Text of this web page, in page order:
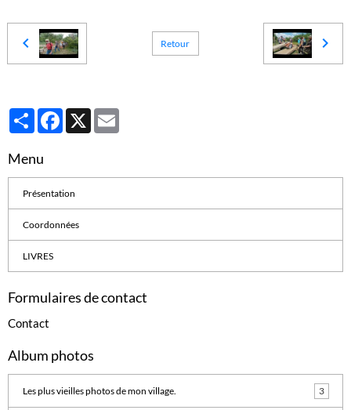
Retour
PartagerFacebook
X
Menu
Présentation
Coordonnées
LIVRES
Formulaires de contact
Contact
Album photos
Les plus vieilles photos de mon village. 3